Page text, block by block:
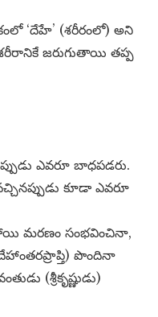
‘దేహే’ (శరీరంలో) అని
జరుగుతాయి తప్ప
ఎవరూ బాధపడరు.
కూడా ఎవరూ
మరణం సంభవించినా,
పొందినా
(శ్రీకృష్ణుడు)